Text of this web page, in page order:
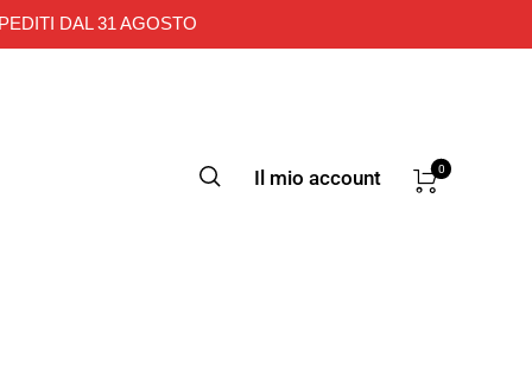
DAL 31 AGOSTO
Il mio account 0